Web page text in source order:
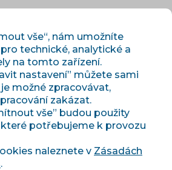
›
nová pravidla SEO a PPC
vše“, nám umožníte
technické, analytické a
na tomto zařízení.
nastavení” můžete sami
možné zpracovávat,
zakázat.
vše” budou použity
potřebujeme k provozu
naleznete v Zásadách
.